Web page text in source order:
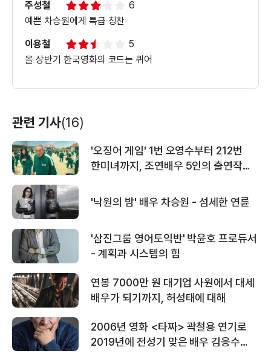
＜하이힐＞ 파격비밀영상
＜하이힐＞ 뮤직비디오
＜하이힐＞ 캐릭터 영상
＜하이힐＞ 제작보고회 후기 영상
주성철
6
예쁜 차승원에게 특급 칭찬
이용철
5
올 상반기 한국영화의 코드는 퀴어
관련 기사(16)
'오징어 게임' 1번 오영수부터 212번
한미녀까지, 조연배우 5인의 출연작
'낙원의 밤' 배우 차승원 - 섬세한 연륜
'삼진그룹 영어토익반' 박윤호 프로듀서
- 계획과 시스템의 힘
연봉 7000만 원 대기업 사원에서 대세
배우가 되기까지, 허성태에 대해
2006년 영화 <타짜> 곽철용 연기로
2019년에 전성기 맞은 배우 김응수